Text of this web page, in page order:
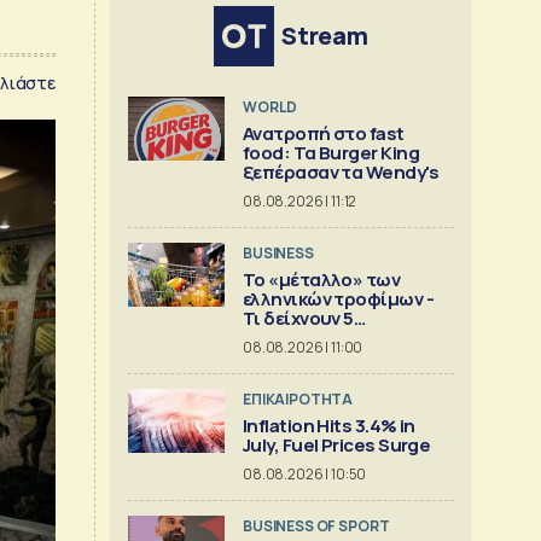
Stream
WORLD
Ανατροπή στο fast
food: Τα Burger King
ξεπέρασαν τα Wendy's
08.08.2026 | 11:12
BUSINESS
Το «μέταλλο» των
ελληνικών τροφίμων -
Τι δείχνουν 5
ισολογισμοί
08.08.2026 | 11:00
ΕΠΙΚΑΙΡΟΤΗΤΑ
Inflation Hits 3.4% in
July, Fuel Prices Surge
08.08.2026 | 10:50
BUSINESS OF SPORT